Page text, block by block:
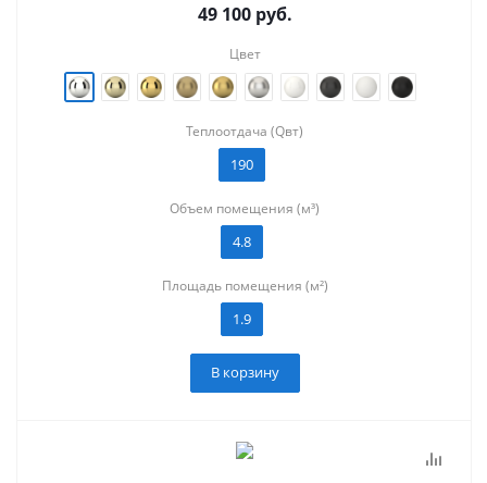
49 100руб.
Цвет
Теплоотдача (Qвт)
190
Объем помещения (м³)
4.8
Площадь помещения (м²)
1.9
В корзину